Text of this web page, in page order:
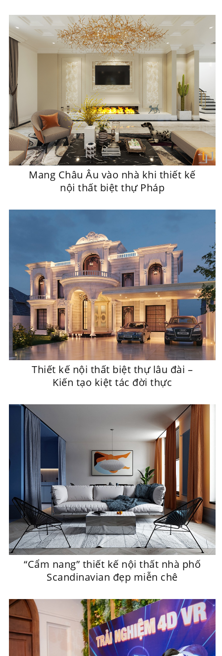
Mang Châu Âu vào nhà khi thiết kế
nội thất biệt thự Pháp
Thiết kế nội thất biệt thự lâu đài –
Kiến tạo kiệt tác đời thực
“Cẩm nang” thiết kế nội thất nhà phố
Scandinavian đẹp miễn chê